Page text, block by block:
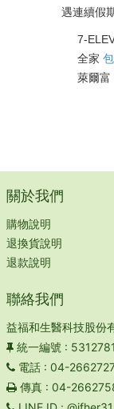
遇連續假
7-
全家
萊爾富
關於我們
購物說明
退換貨說明
退款說明
聯絡我們
益福和生醫科技股份
統一編號 :
電話: 04-
傳真: 04-